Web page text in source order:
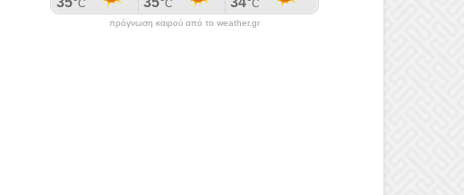
πρόγνωση καιρού από το weather.gr